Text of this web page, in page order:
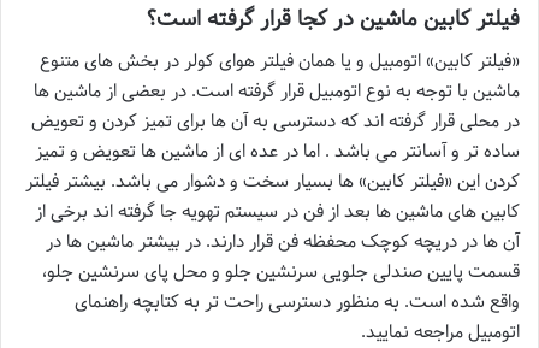
فیلتر کابین ماشین در کجا قرار گرفته است؟
«فیلتر کابین» اتومبیل و یا همان فیلتر هوای کولر در بخش های متنوع
ماشین با توجه به نوع اتومبیل قرار گرفته است. در بعضی از ماشین ها
در محلی قرار گرفته اند که دسترسی به آن ها برای تمیز کردن و تعویض
ساده تر و آسانتر می باشد . اما در عده ای از ماشین ها تعویض و تمیز
کردن این «فیلتر کابین» ها بسیار سخت و دشوار می باشد. بیشتر فیلتر
کابین های ماشین ها بعد از فن در سیستم تهویه جا گرفته اند برخی از
آن ها در دریچه کوچک محفظه فن قرار دارند. در بیشتر ماشین ها در
قسمت پایین صندلی جلویی سرنشین جلو و محل پای سرنشین جلو،
واقع شده است. به منظور دسترسی راحت تر به کتابچه راهنمای
اتومبیل مراجعه نمایید.